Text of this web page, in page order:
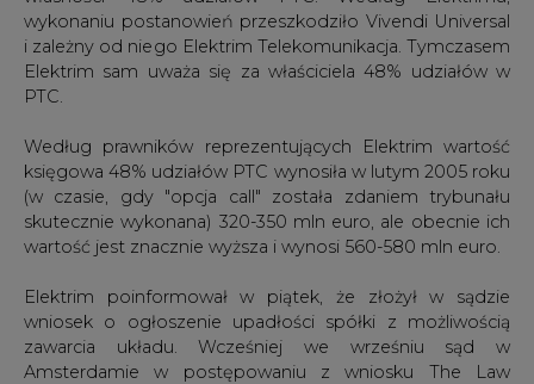
wykonaniu postanowień przeszkodziło Vivendi Universal
i zależny od niego Elektrim Telekomunikacja. Tymczasem
Elektrim sam uważa się za właściciela 48% udziałów w
PTC.
Według prawników reprezentujących Elektrim wartość
księgowa 48% udziałów PTC wynosiła w lutym 2005 roku
(w czasie, gdy "opcja call" została zdaniem trybunału
skutecznie wykonana) 320-350 mln euro, ale obecnie ich
wartość jest znacznie wyższa i wynosi 560-580 mln euro.
Elektrim poinformował w piątek, że złożył w sądzie
wniosek o ogłoszenie upadłości spółki z możliwością
zawarcia układu. Wcześniej we wrześniu sąd w
Amsterdamie w postępowaniu z wniosku The Law